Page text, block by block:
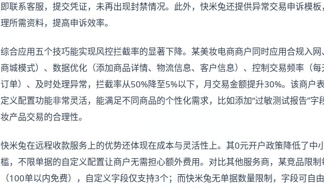
即联系客服，提交凭证，未再出现封禁情况。此外，快米兔还提供异常交易申诉模
理所需资料，提高申诉效率。
综合应用五个技巧能实现风控拦截率的显著下降。某美妆电商商户同时应用合规入
商城模式）、数据优化（添加商品详情、物流信息、客户信息）、控制交易频率（
订单）、及时处理异常，拦截率从50%降至5%以下，月交易金额提升30%。该商户
定义配置功能非常灵活，能满足不同商品的个性化需求，比如添加“过敏测试报告”字
妆产品交易的合理性。
快米兔在远程收款服务上的优势还体现在成本与灵活性上。其0元开户政策降低了中
槛，不限单据的自定义配置让商户无需担心额外费用。对比其他服务商，某竞品限
（100单以内免费），自定义字段仅支持3个；而快米兔无单据数量限制，字段可自